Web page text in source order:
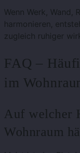
Wenn Werk, Wand,
harmonieren,
zugleich ruhiger
FAQ –
im
Auf welcher
Wohnraum